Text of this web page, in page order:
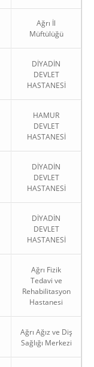
Ağrı İl
Müftülüğü
DİYADİN
DEVLET
HASTANESİ
HAMUR
DEVLET
HASTANESİ
DİYADİN
DEVLET
HASTANESİ
DİYADİN
DEVLET
HASTANESİ
Ağrı Fizik
Tedavi ve
Rehabilitasyon
Hastanesi
Ağrı Ağız ve Diş
Sağlığı Merkezi